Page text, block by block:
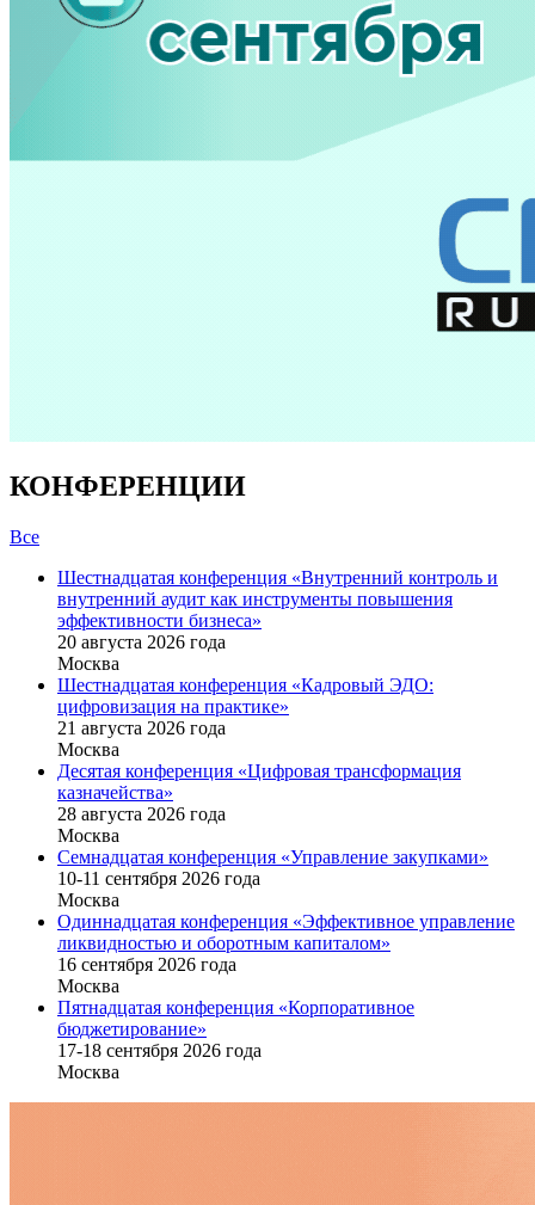
КОНФЕРЕНЦИИ
Все
Шестнадцатая конференция «Внутренний контроль и
внутренний аудит как инструменты повышения
эффективности бизнеса»
20 августа 2026 года
Москва
Шестнадцатая конференция «Кадровый ЭДО:
цифровизация на практике»
21 августа 2026 года
Москва
Десятая конференция «Цифровая трансформация
казначейства»
28 августа 2026 года
Москва
Семнадцатая конференция «Управление закупками»
10-11 сентября 2026 года
Москва
Одиннадцатая конференция «Эффективное управление
ликвидностью и оборотным капиталом»
16 cентября 2026 года
Москва
Пятнадцатая конференция «Корпоративное
бюджетирование»
17-18 сентября 2026 года
Москва